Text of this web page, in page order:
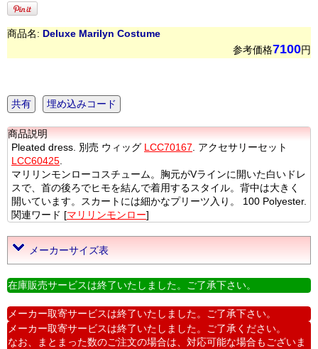
商品名: Deluxe Marilyn Costume
参考価格7100円
共有 埋め込みコード
商品説明
Pleated dress. 別売 ウィッグ LCC70167 . アクセサリーセット
LCC60425
マリリンモンローコスチューム。胸元がVラインに開いた白いドレ
スで、首の後ろでヒモを結んで着用するスタイル。背中は大きく
開いています。スカートには細かなプリーツ入り。 100 Polyester.
関連ワード [マリリンモンロー]
メーカーサイズ表
在庫販売サービスは終了いたしました。ご了承下さい。
メーカー取寄サービスは終了いたしました。ご了承下さい。
メーカー取寄サービスは終了いたしました。ご了承ください。
なお、まとまった数のご注文の場合は、対応可能な場合もございま